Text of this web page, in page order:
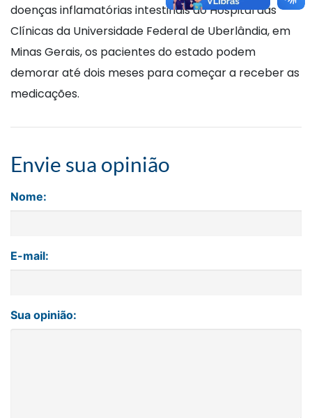
doenças inflamatórias intestinais do Hospital das
Clínicas da Universidade Federal de Uberlândia, em
Minas Gerais, os pacientes do estado podem
demorar até dois meses para começar a receber as
medicações.
Envie sua opinião
Nome:
E-mail:
Sua opinião: